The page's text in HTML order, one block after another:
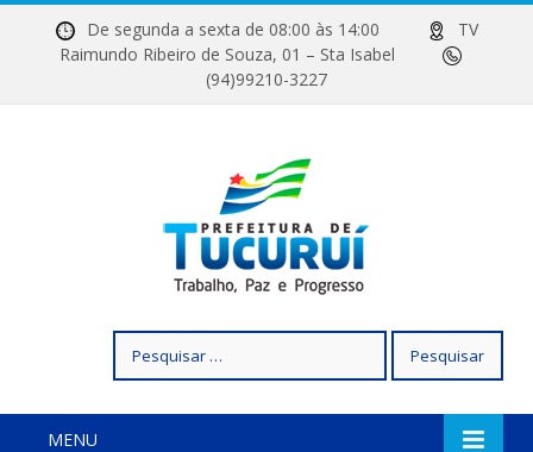
De segunda a sexta de 08:00 às 14:00
TV
Raimundo Ribeiro de Souza, 01 – Sta Isabel
(94)99210-3227
por:
MENU